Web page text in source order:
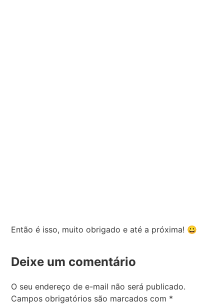
Então é isso, muito obrigado e até a próxima! 😀
Deixe um comentário
O seu endereço de e-mail não será publicado.
Campos obrigatórios são marcados com *